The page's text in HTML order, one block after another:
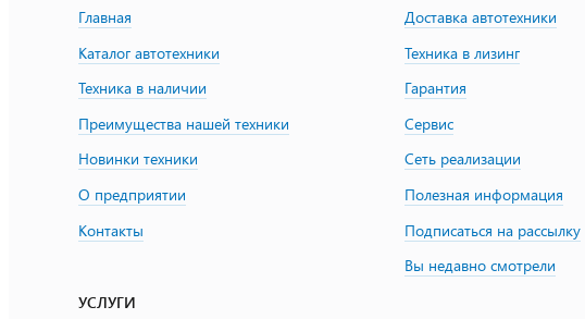
Главная
Каталог автотехники
Техника в наличии
Преимущества нашей техники
Новинки техники
О предприятии
Контакты
УСЛУГИ
Доставка автотехники
Техника в лизинг
Гарантия
Сервис
Сеть реализации
Полезная информация
Подписаться на рассылку
Вы недавно смотрели